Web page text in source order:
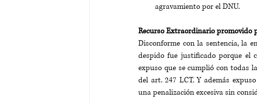
agravamiento por el DNU.
Recurso Extraordinario promovido
Disconforme con la sentencia, la
despido fue justificado porque el
expuso que se cumplió con todas
del art. 247 LCT. Y además
una penalización excesiva sin